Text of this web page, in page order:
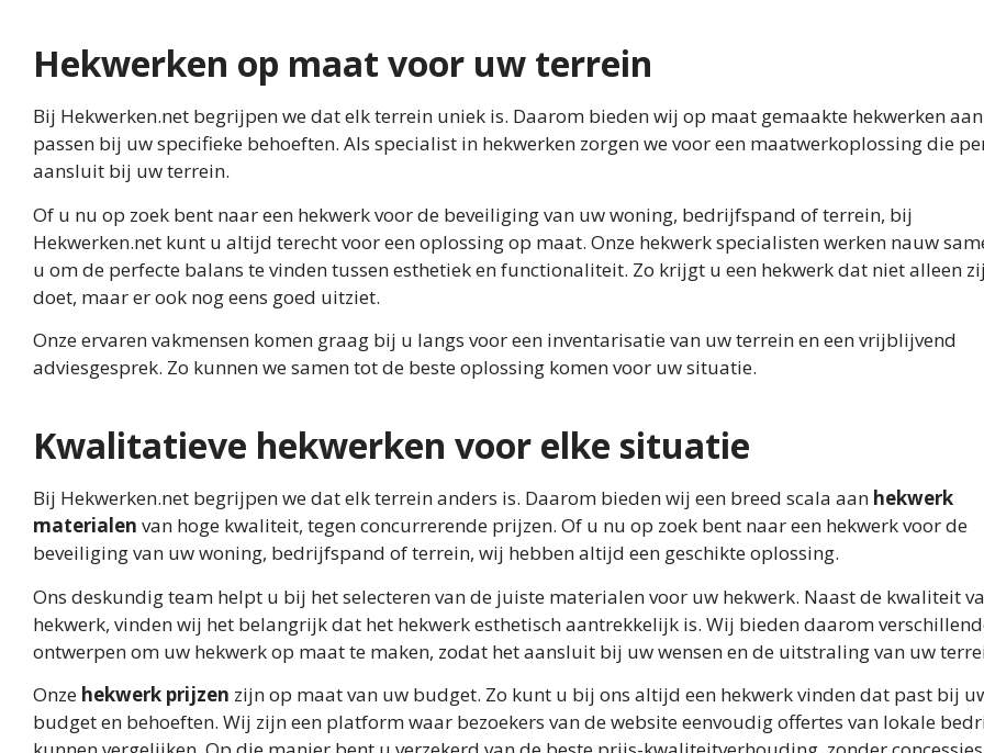
Hekwerken op maat voor uw terrein
Bij Hekwerken.net begrijpen we dat elk terrein uniek is. Daarom bieden wij op maat gemaakte hekwerken
passen bij uw specifieke behoeften. Als specialist in hekwerken zorgen we voor een maatwerkoplossing die
aansluit bij uw terrein.
Of u nu op zoek bent naar een hekwerk voor de beveiliging van uw woning, bedrijfspand of terrein, bij
Hekwerken.net kunt u altijd terecht voor een oplossing op maat. Onze hekwerk specialisten werken nauw
u om de perfecte balans te vinden tussen esthetiek en functionaliteit. Zo krijgt u een hekwerk dat niet alleen
doet, maar er ook nog eens goed uitziet.
Onze ervaren vakmensen komen graag bij u langs voor een inventarisatie van uw terrein en een vrijblijvend
adviesgesprek. Zo kunnen we samen tot de beste oplossing komen voor uw situatie.
Kwalitatieve hekwerken voor elke situatie
Bij Hekwerken.net begrijpen we dat elk terrein anders is. Daarom bieden wij een breed scala aan hekwerk
materialen van hoge kwaliteit, tegen concurrerende prijzen. Of u nu op zoek bent naar een hekwerk voor de
beveiliging van uw woning, bedrijfspand of terrein, wij hebben altijd een geschikte oplossing.
Ons deskundig team helpt u bij het selecteren van de juiste materialen voor uw hekwerk. Naast de kwaliteit
hekwerk, vinden wij het belangrijk dat het hekwerk esthetisch aantrekkelijk is. Wij bieden daarom
ontwerpen om uw hekwerk op maat te maken, zodat het aansluit bij uw wensen en de uitstraling van uw
Onze hekwerk prijzen zijn op maat van uw budget. Zo kunt u bij ons altijd een hekwerk vinden dat past bij
budget en behoeften. Wij zijn een platform waar bezoekers van de website eenvoudig offertes van lokale